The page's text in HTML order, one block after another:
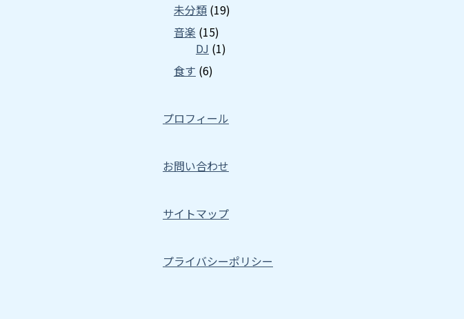
未分類 (19)
音楽 (15)
DJ (1)
食す (6)
プロフィール
お問い合わせ
サイトマップ
プライバシーポリシー